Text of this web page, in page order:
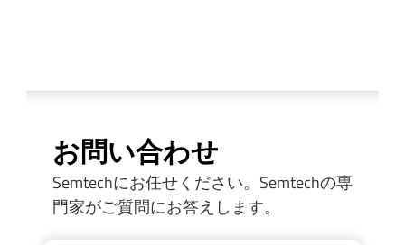
お問い合わせ
Semtechにお任せください。Semtechの専
門家がご質問にお答えします。